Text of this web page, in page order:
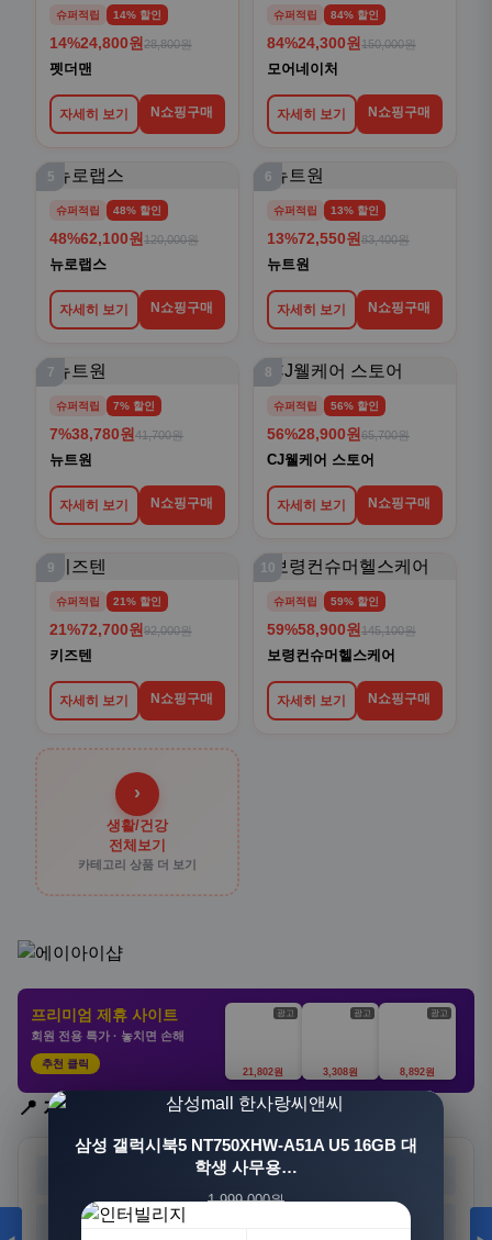
슈퍼적립 14% 할인
14%24,800원 28,800원
펫더맨
자세히 보기 N쇼핑구매
슈퍼적립 84% 할인
84%24,300원 150,000원
모어네이처
자세히 보기 N쇼핑구매
5
슈퍼적립 48% 할인
48%62,100원 120,000원
뉴로랩스
자세히 보기 N쇼핑구매
6
슈퍼적립 13% 할인
13%72,550원 83,400원
뉴트원
자세히 보기 N쇼핑구매
7
슈퍼적립 7% 할인
7%38,780원 41,700원
뉴트원
자세히 보기 N쇼핑구매
8
슈퍼적립 56% 할인
56%28,900원 65,700원
CJ웰케어 스토어
자세히 보기 N쇼핑구매
9
슈퍼적립 21% 할인
21%72,700원 92,000원
키즈텐
자세히 보기 N쇼핑구매
10
슈퍼적립 59% 할인
59%58,900원 145,100원
보령컨슈머헬스케어
자세히 보기 N쇼핑구매
›
생활/건강
전체보기
카테고리 상품 더 보기
프리미엄 제휴 사이트
회원 전용 특가 · 놓치면 손해
추천 클릭
광고
21,802원
광고
3,308원
광고
8,892원
📍 지역 선택
부산 대구
광주 대전 세종
[3+1] 동국제약 마이핏 V 활성엽산 임신준비 임산
부영양 30정, 4개
100,000원
삼성 갤럭시북5 NT750XHW-A51A U5 16GB 대
학생 사무용…
1,999,000원